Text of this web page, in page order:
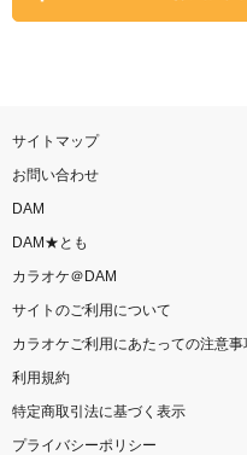
サイトマップ
お問い合わせ
DAM
DAM★とも
カラオケ＠DAM
サイトのご利用について
カラオケご利用にあたっての注意事
利用規約
特定商取引法に基づく表示
プライバシーポリシー